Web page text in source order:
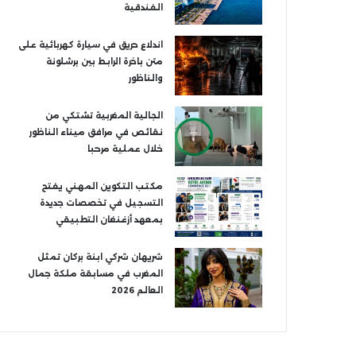
الفندقية
اندلاع حريق في سيارة كهربائية على
متن باخرة الرابط بين برشلونة
والناظور
الجالية المغربية تشتكي من
نقائص في مرافق ميناء الناظور
خلال عملية مرحبا
مكتب التكوين المهني يفتح
التسجيل في تخصصات جديدة
بمعهد أزغنغان التطبيقي
شريهان شركي ابنة بركان تمثل
المغرب في مسابقة ملكة جمال
العالم 2026